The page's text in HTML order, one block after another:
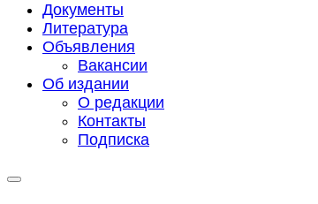
Документы
Литература
Объявления
Вакансии
Об издании
О редакции
Контакты
Подписка